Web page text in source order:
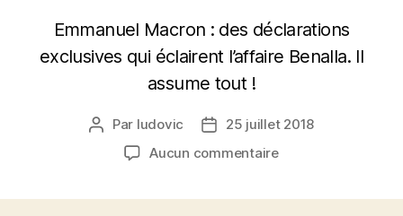
Emmanuel Macron : des déclarations
exclusives qui éclairent l’affaire Benalla. Il
assume tout !
Auteur
l’article
Par ludovic
Date25 juillet 2018
Aucun commentairesur